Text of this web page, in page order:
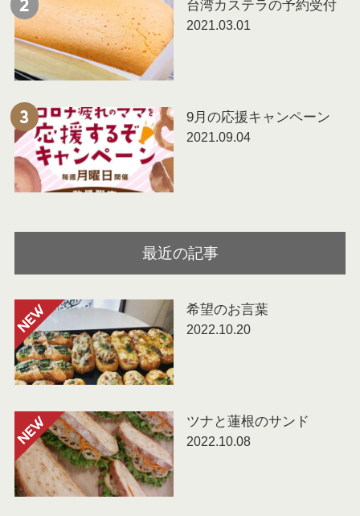
2 台湾カステラの予約受付
2021.03.01
3 9月の応援キャンペーン
2021.09.04
最近の記事
NEW 希望のお言葉
2022.10.20
NEW ツナと蓮根のサンド
2022.10.08